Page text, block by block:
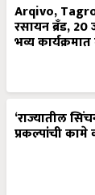
Arqivo,
रसायन ब्रँड,
भव्य
‘राज्यातील
प्रकल्पांची कामे